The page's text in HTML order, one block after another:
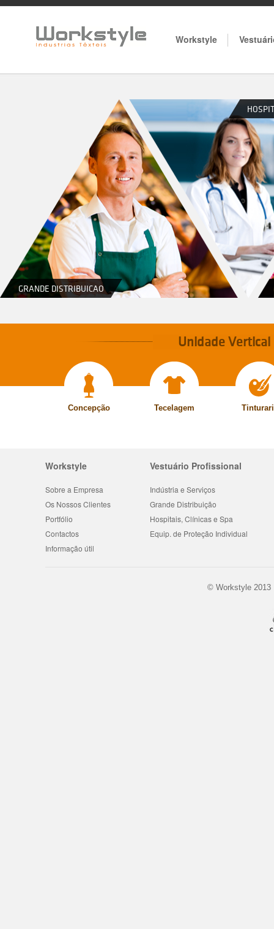
Workstyle
GRANDE DISTRIBUICAO
Unidade Vertical
Concepção Tecelagem
Workstyle
Sobre a Empresa
Os Nossos Clientes
Portfólio
Contactos
Informação útil
Vestuário Profissional
Indústria e Serviços
Grande Distribuição
Hospitais, Clínicas e Spa
Equip. de Proteção Individual
© Workstyle